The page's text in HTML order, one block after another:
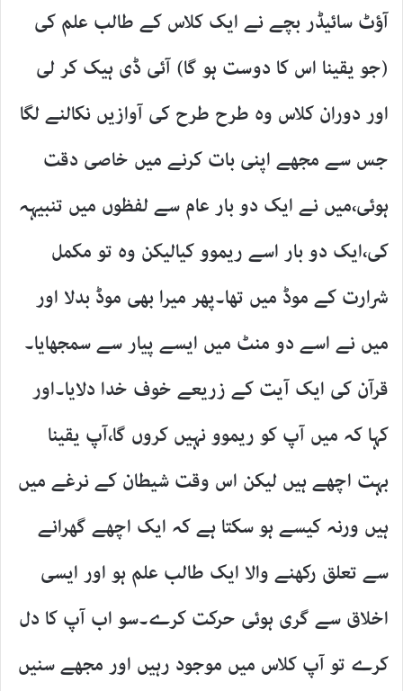
آؤٹ سائیڈر بچے نے ایک کلاس کے طالب علم کی
(جو یقینا اس کا دوست ہو گا) آئی ڈی ہیک کر لی
اور دوران کلاس وہ طرح طرح کی آوازیں نکالنے لگا
جس سے مجھے اپنی بات کرنے میں خاصی دقت
ہوئی،میں نے ایک دو بار عام سے لفظوں میں تنبیہہ
کی،ایک دو بار اسے ریموو کیالیکن وہ تو مکمل
شرارت کے موڈ میں تھا۔پھر میرا بھی موڈ بدلا اور
میں نے اسے دو منٹ میں ایسے پیار سے سمجھایا۔
قرآن کی ایک آیت کے زریعے خوف خدا دلایا۔اور
کہا کہ میں آپ کو ریموو نہیں کروں گا،آپ یقینا
بہت اچھے ہیں لیکن اس وقت شیطان کے نرغے میں
ہیں ورنہ کیسے ہو سکتا ہے کہ ایک اچھے گھرانے
سے تعلق رکھنے والا ایک طالب علم ہو اور ایسی
اخلاق سے گری ہوئی حرکت کرے۔سو اب آپ کا دل
کرے تو آپ کلاس میں موجود رہیں اور مجھے سنیں